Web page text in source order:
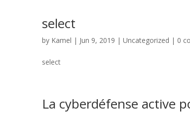
select
by Kamel | Jun 9, 2019 | Uncategorized | 0
select
La cyberdéfense active